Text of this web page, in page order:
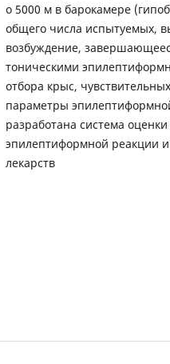
о 5000 м в барокамере
общего числа испытуемых,
возбуждение,
тоническими
отбора крыс,
параметры
разработана система
эпилептиформной реакции
лекарств